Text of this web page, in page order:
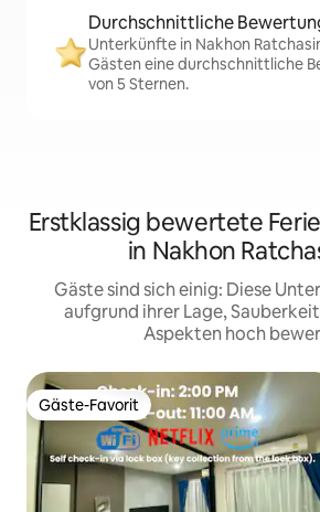
Durchschnittliche
Unterkünfte in Nakhon
Gästen eine durchschnittliche
von 5 Sternen.
Erstklassig bewertete
in Nakhon
Gäste sind sich einig: Diese
aufgrund ihrer Lage,
Aspekten hoch
Gäste-Favorit
Gäste-Favorit